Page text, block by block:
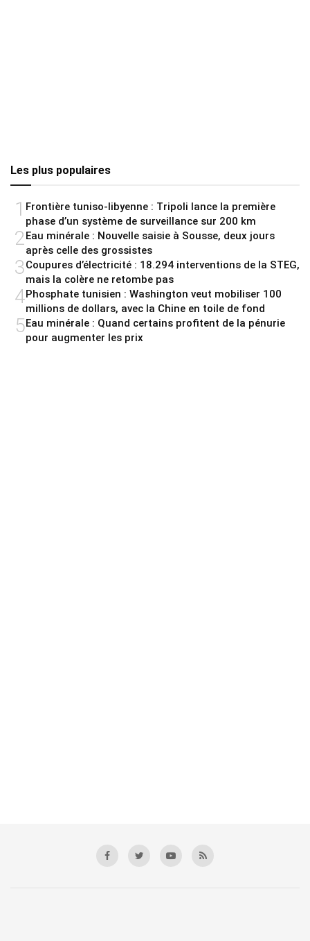
Les plus populaires
1 Frontière tuniso-libyenne : Tripoli lance la première
phase d’un système de surveillance sur 200 km
2Eau minérale : Nouvelle saisie à Sousse, deux jours
après celle des grossistes
3Coupures d’électricité : 18.294 interventions de la STEG,
mais la colère ne retombe pas
4Phosphate tunisien : Washington veut mobiliser 100
millions de dollars, avec la Chine en toile de fond
5Eau minérale : Quand certains profitent de la pénurie
pour augmenter les prix